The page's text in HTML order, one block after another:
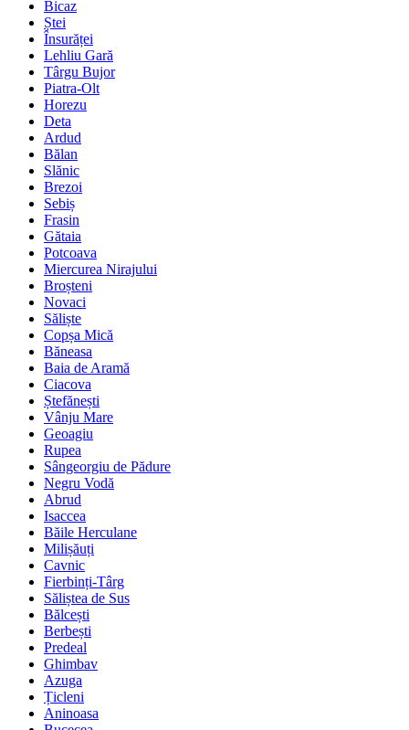
Bicaz
Ștei
Însurăței
Lehliu Gară
Târgu Bujor
Piatra-Olt
Horezu
Deta
Ardud
Bălan
Slănic
Brezoi
Sebiș
Frasin
Gătaia
Potcoava
Miercurea Nirajului
Broșteni
Novaci
Săliște
Copșa Mică
Băneasa
Baia de Aramă
Ciacova
Ștefănești
Vânju Mare
Geoagiu
Rupea
Sângeorgiu de Pădure
Negru Vodă
Abrud
Isaccea
Băile Herculane
Milișăuți
Cavnic
Fierbinți-Târg
Săliștea de Sus
Bălcești
Berbești
Predeal
Ghimbav
Azuga
Țicleni
Aninoasa